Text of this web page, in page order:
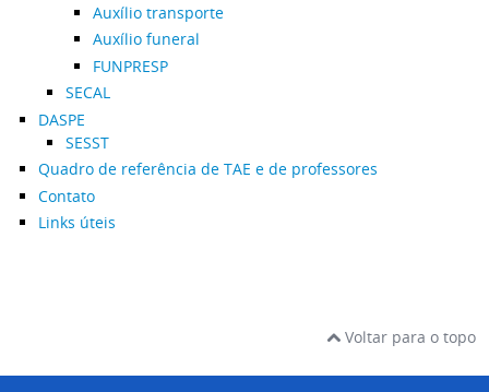
Auxílio transporte
Auxílio funeral
FUNPRESP
SECAL
DASPE
SESST
Quadro de referência de TAE e de professores
Contato
Links úteis
Voltar para o topo